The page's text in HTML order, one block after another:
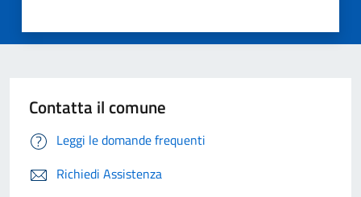
Contatta il comune
Leggi le domande frequenti
Richiedi Assistenza